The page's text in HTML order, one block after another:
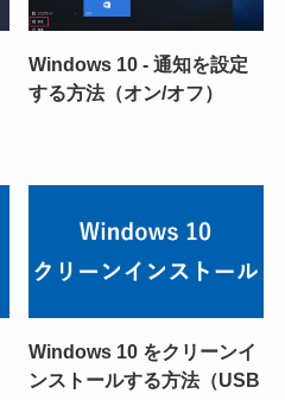
Windows 10 - 通知を設定
する方法（オン/オフ）
Windows 10 をクリーンイ
ンストールする方法（USB